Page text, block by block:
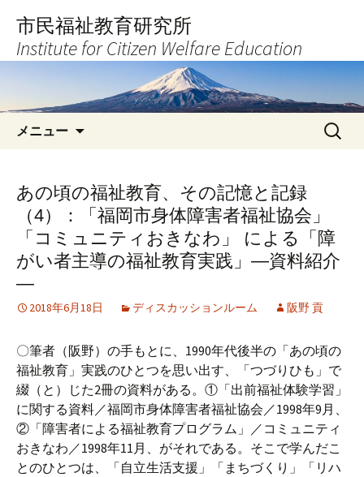
へ
キ
市民福祉教育研究所
Institute for Citizen Welfare Education
メニュー
検
索:
あの頃の福祉教育、その記憶と記録
（4）：「福岡市身体障害者福祉協会」
「コミュニティおきなわ」 による「障
がい者主導の福祉教育実践」―資料紹介
―
2018年6月18日 ディスカッションルーム 阪野 貢
〇筆者（阪野）の手もとに、1990年代後半の「あの頃の
福祉教育」実践のひとつを思い出す、「つづりひも」で
綴（と）じた2冊の資料がある。①「出前福祉体験学習」
に関する資料／福岡市身体障害者福祉協会／1998年9月、
②「障害者による福祉教育プログラム」／コミュニティ
おきなわ／1998年11月、がそれである。そこで学んだこ
とのひとつは、「自立生活支援」「まちづくり」「リハ